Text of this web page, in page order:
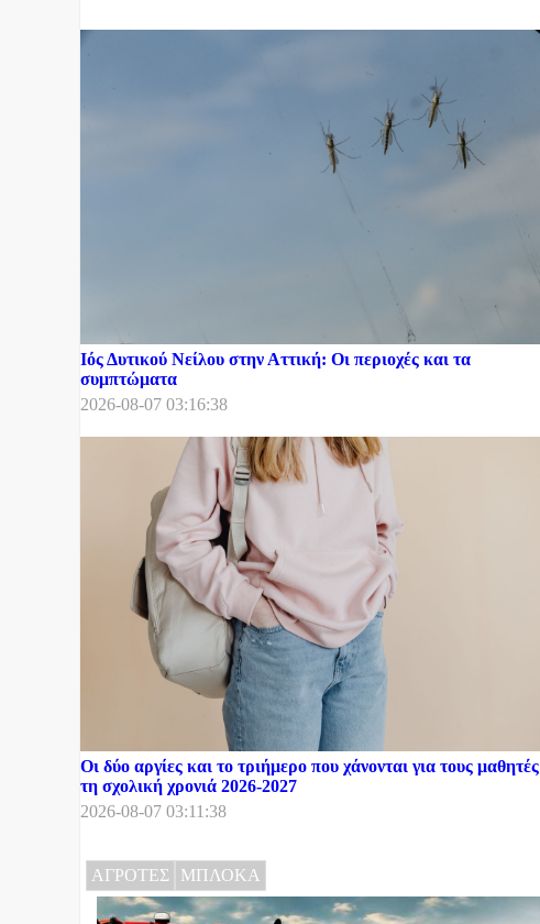
Ιός Δυτικού Νείλου στην Αττική: Οι περιοχές και τα
συμπτώματα
2026-08-07 03:16:38
Οι δύο αργίες και το τριήμερο που χάνονται για τους μαθητές
τη σχολική χρονιά 2026-2027
2026-08-07 03:11:38
ΑΓΡΟΤΕΣ ΜΠΛΟΚΑ